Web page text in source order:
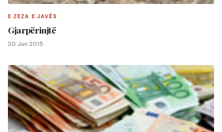
E ZEZA E JAVËS
Gjarpërinjtë
20 Jun 2015